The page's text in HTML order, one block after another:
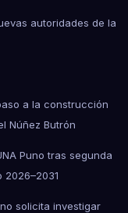
autoridades de la
a la construcción
Núñez Butrón
Puno tras segunda
solicita investigar